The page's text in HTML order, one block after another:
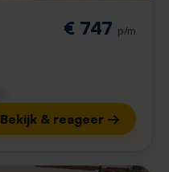
€ 747 p/m
Bekijk & reageer →